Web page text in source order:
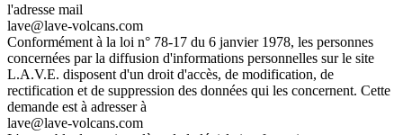
l'adresse mail
lave@lave-volcans.com
Conformément à la loi n° 78-17 du 6 janvier 1978, les personnes
concernées par la diffusion d'informations personnelles sur le site
L.A.V.E. disposent d'un droit d'accès, de modification, de
rectification et de suppression des données qui les concernent. Cette
demande est à adresser à
lave@lave-volcans.com